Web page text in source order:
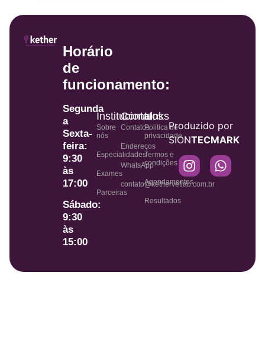
Horário
de
funcionamento:
Segunda
a
Sexta-
feira:
9:30
às
17:00
Sábado:
9:30
às
15:00
Institucional
Sobre
nós
Especialidades
Exames
Parceiras
Contatos
Contatos
Endereços
WhatsApp
contato@kethervetlab.com.br
Links
Politica de
privacidade
Termos e
condições
Agendamentos
Resultados
Produzido por
SIONTECMARK